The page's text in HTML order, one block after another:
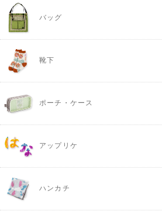
バッグ
靴下
ポーチ・ケース
アップリケ
ハンカチ